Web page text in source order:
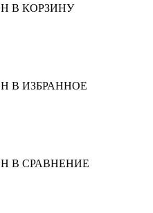
В КОРЗИНУ
В ИЗБРАННОЕ
В СРАВНЕНИЕ